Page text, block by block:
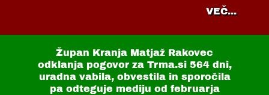
VEČ...
Župan Kranja Matjaž Rakovec
odklanja pogovor za Trma.si 564 dni,
uradna vabila, obvestila in sporočila
pa odteguje mediju od februarja